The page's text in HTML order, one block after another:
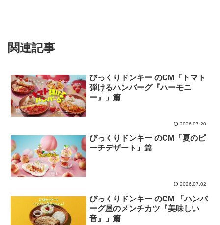
関連記事
びっくりドンキー のCM「トマト
弾けるハンバーグ『ハーモニ
ー』」篇
2026.07.20
びっくりドンキー のCM「夏のピ
ーチデザート」篇
2026.07.02
びっくりドンキー のCM 「ハンバ
ーグ屋のメンチカツ『美味しい
音』」篇